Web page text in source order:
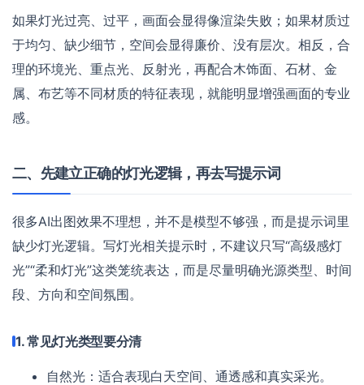
如果灯光过亮、过平，画面会显得像渲染失败；如果材质过
于均匀、缺少细节，空间会显得廉价、没有层次。相反，合
理的环境光、重点光、反射光，再配合木饰面、石材、金
属、布艺等不同材质的特征表现，就能明显增强画面的专业
感。
二、先建立正确的灯光逻辑，再去写提示词
很多AI出图效果不理想，并不是模型不够强，而是提示词里
缺少灯光逻辑。写灯光相关提示时，不建议只写“高级感灯
光”“柔和灯光”这类笼统表达，而是尽量明确光源类型、时间
段、方向和空间氛围。
1. 常见灯光类型要分清
自然光：适合表现白天空间、通透感和真实采光。